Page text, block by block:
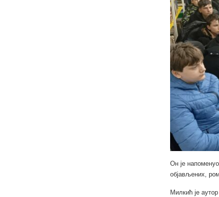
Он је
објављених,
Милкић је